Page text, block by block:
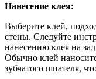
Нанесение клея:
Выберите клей,
стены. Следуйте
нанесению клея на
Обычно клей
зубчатого шпателя,